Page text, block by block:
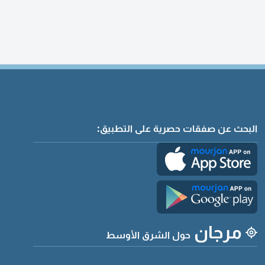
البحث عن صفقات حصرية على التطبيق:
مرجان حول الشرق الأوسط